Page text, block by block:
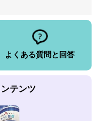
よくある質問と回答
テンツ